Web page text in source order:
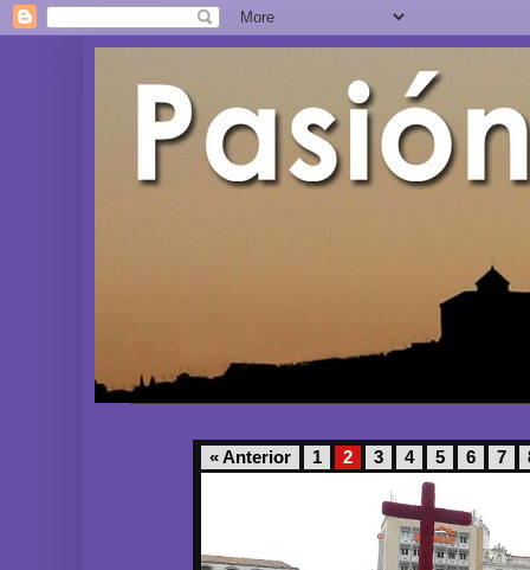
« Anterior 1 2 3 4 5 6 7